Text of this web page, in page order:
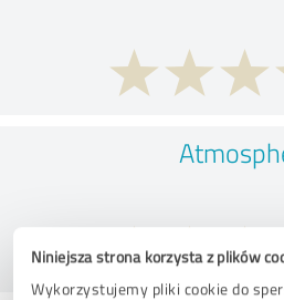
Niniejsza strona korzysta z plików
Wykorzystujemy pliki cookie do